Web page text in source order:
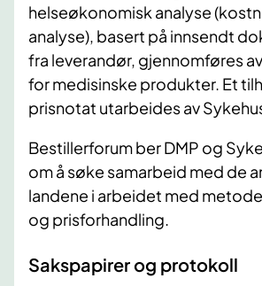
helseøkonomisk analyse
analyse), basert på innsendt
fra leverandør, gjennomføres
for medisinske produkter. Et
prisnotat utarbeides av
Bestillerforum ber DMP og
om å søke samarbeid med de
landene i arbeidet med
og prisforhandling.
Sakspapirer og protokoll